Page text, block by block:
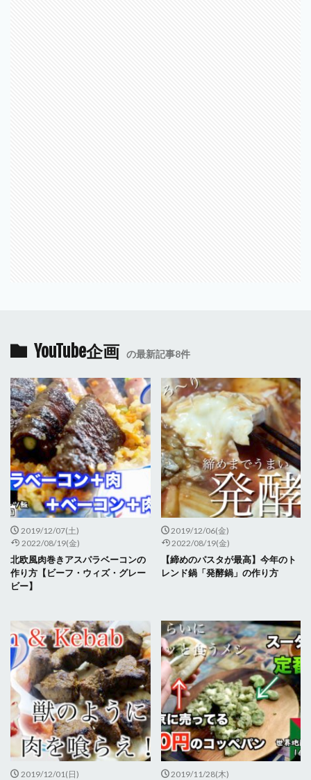
YouTube企画 の最新記事8件
2019/12/07(土)
2022/08/19(金)
北欧風肉巻きアスパラベーコンの
作り方【ビーフ・ウィズ・グレー
ビー】
2019/12/06(金)
2022/08/19(金)
【締めのパスタが最高】今年のト
レンド鍋「発酵鍋」の作り方
2019/12/01(日)
2019/11/28(木)